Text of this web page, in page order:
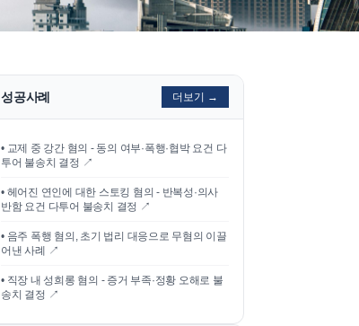
성공사례 더보기 →
• 교제 중 강간 혐의 - 동의 여부·폭행·협박 요건 다
투어 불송치 결정 ↗
• 헤어진 연인에 대한 스토킹 혐의 - 반복성·의사
반함 요건 다투어 불송치 결정 ↗
• 음주 폭행 혐의, 초기 법리 대응으로 무혐의 이끌
어낸 사례
↗
• 직장 내 성희롱 혐의 - 증거 부족·정황 오해로 불
송치 결정 ↗